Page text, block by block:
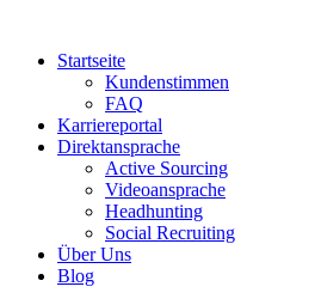
springenStartseite
Kundenstimmen
FAQ
Karriereportal
Direktansprache
Active Sourcing
Videoansprache
Headhunting
Social Recruiting
Über Uns
Blog